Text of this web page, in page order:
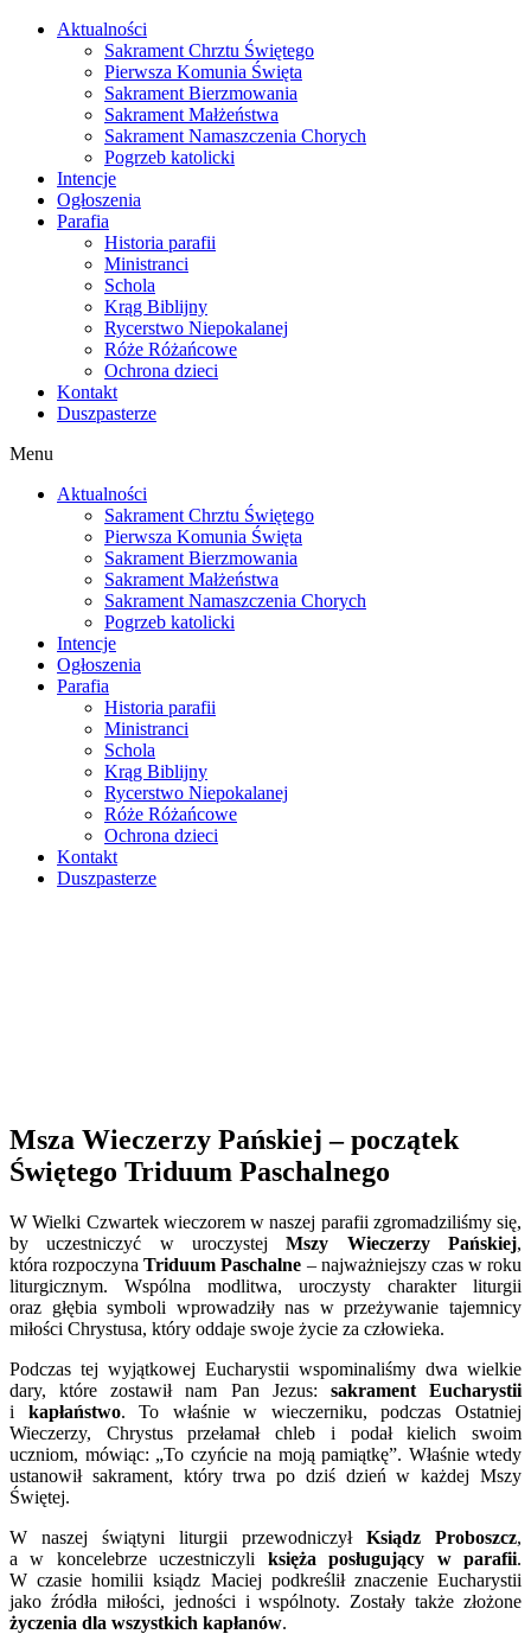
Skip
Aktualności
Sakrament Chrztu Świętego
Pierwsza Komunia Święta
Sakrament Bierzmowania
Sakrament Małżeństwa
Sakrament Namaszczenia Chorych
Pogrzeb katolicki
Intencje
Ogłoszenia
Parafia
Historia parafii
Ministranci
Schola
Krąg Biblijny
Rycerstwo Niepokalanej
Róże Różańcowe
Ochrona dzieci
Kontakt
Duszpasterze
Menu
Aktualności
Sakrament Chrztu Świętego
Pierwsza Komunia Święta
Sakrament Bierzmowania
Sakrament Małżeństwa
Sakrament Namaszczenia Chorych
Pogrzeb katolicki
Intencje
Ogłoszenia
Parafia
Historia parafii
Ministranci
Schola
Krąg Biblijny
Rycerstwo Niepokalanej
Róże Różańcowe
Ochrona dzieci
Kontakt
Duszpasterze
Msza Wieczerzy Pańskiej – początek
Świętego Triduum Paschalnego
W Wielki Czwartek wieczorem w naszej parafii zgromadziliśmy się,
by uczestniczyć w uroczystejMszy Wieczerzy Pańskiej,
która rozpoczynaTriduum Paschalne – najważniejszy czas w roku
liturgicznym. Wspólna modlitwa, uroczysty charakter liturgii
oraz głębia symboli wprowadziły nas w przeżywanie tajemnicy
miłości Chrystusa, który oddaje swoje życie za człowieka.
Podczas tej wyjątkowej Eucharystii wspominaliśmy dwa wielkie
dary, które zostawił nam Pan Jezus: sakrament Eucharystii
i kapłaństwo. To właśnie w wieczerniku, podczas Ostatniej
Wieczerzy, Chrystus przełamał chleb i podał kielich swoim
uczniom, mówiąc: „To czyńcie na moją pamiątkę”. Właśnie wtedy
ustanowił sakrament, który trwa po dziś dzień w każdej Mszy
Świętej.
W naszej świątyni liturgii przewodniczył Ksiądz Proboszcz,
a w koncelebrze uczestniczyli księża posługujący w parafii.
W czasie homilii ksiądz Maciej podkreślił znaczenie Eucharystii
jako źródła miłości, jedności i wspólnoty. Zostały także złożone
życzenia dla wszystkich kapłanów.